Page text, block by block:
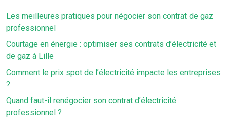
Les meilleures pratiques pour négocier son contrat de gaz
professionnel
Courtage en énergie : optimiser ses contrats d’électricité et
de gaz à Lille
Comment le prix spot de l’électricité impacte les entreprises
?
Quand faut-il renégocier son contrat d’électricité
professionnel ?